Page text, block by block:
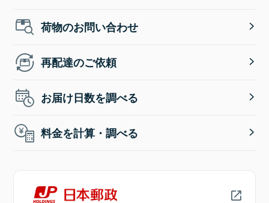
荷物のお問い合わせ
再配達のご依頼
お届け日数を調べる
料金を計算・調べる